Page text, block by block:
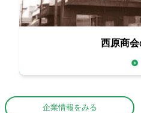
西原商会
企業情報をみる